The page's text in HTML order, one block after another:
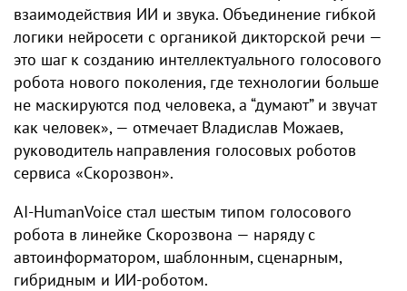
взаимодействия ИИ и звука. Объединение гибкой
логики нейросети с органикой дикторской речи —
это шаг к созданию интеллектуального голосового
робота нового поколения, где технологии больше
не маскируются под человека, а “думают” и звучат
как человек», — отмечает Владислав Можаев,
руководитель направления голосовых роботов
сервиса «Скорозвон».
AI-HumanVoice стал шестым типом голосового
робота в линейке Скорозвона — наряду с
автоинформатором, шаблонным, сценарным,
гибридным и ИИ-роботом.